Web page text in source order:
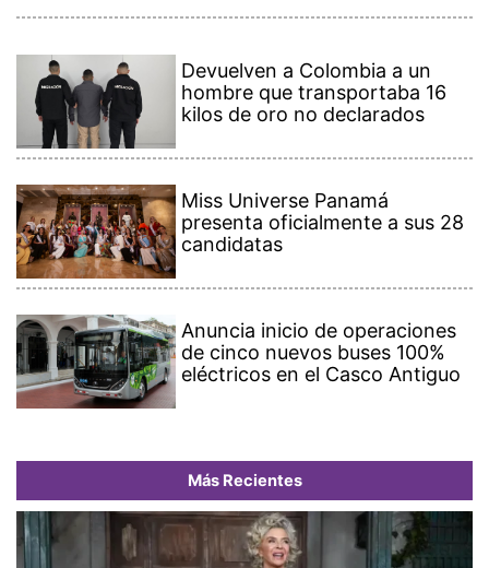
Devuelven a Colombia a un
hombre que transportaba 16
kilos de oro no declarados
Miss Universe Panamá
presenta oficialmente a sus 28
candidatas
Anuncia inicio de operaciones
de cinco nuevos buses 100%
eléctricos en el Casco Antiguo
Más Recientes